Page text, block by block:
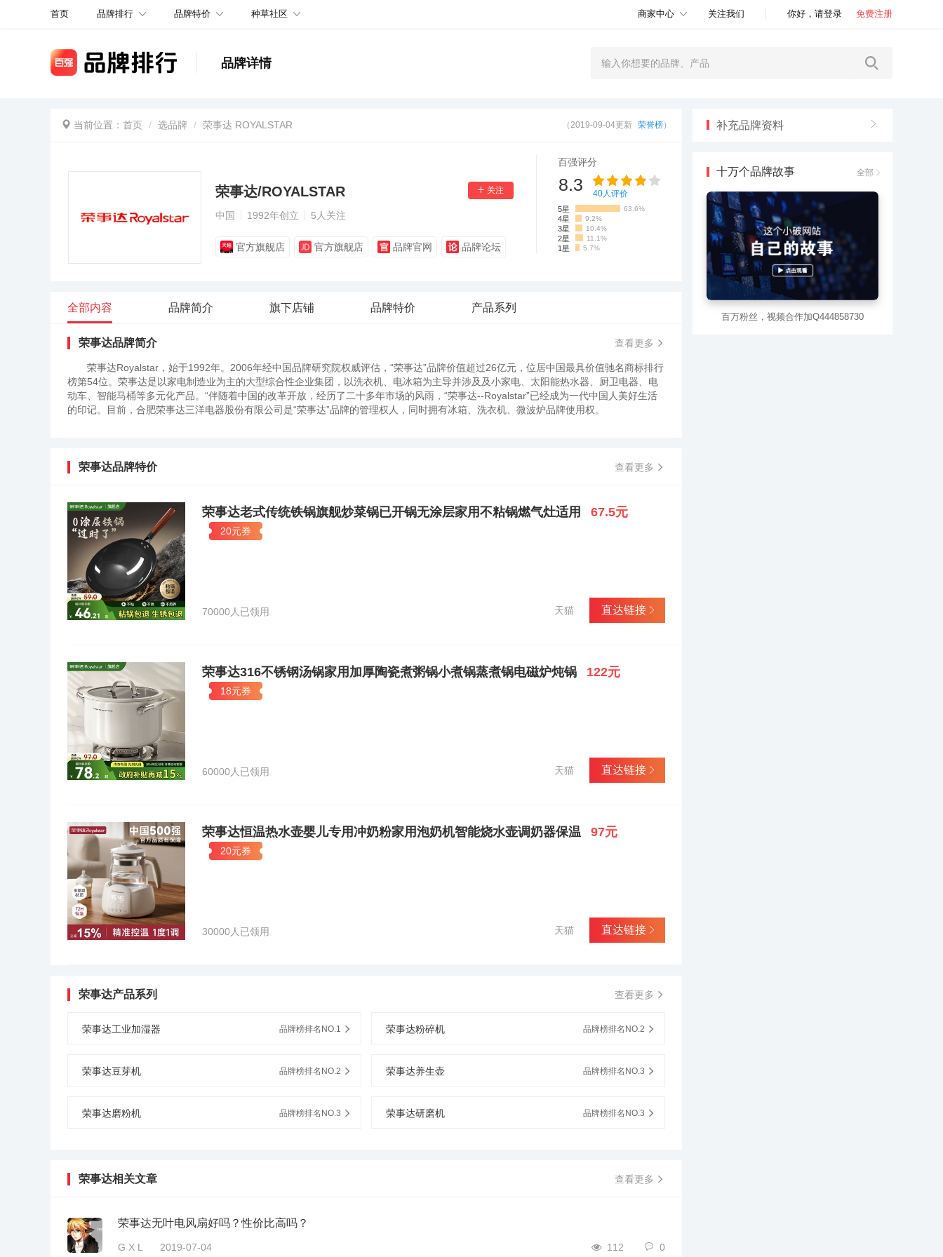
首页 品牌排行 品牌特价 种草社区 商家中心 关注我们 你好，请登录 免费注册
品牌详情
当前位置： 首页 选品牌 荣事达 ROYALSTAR （2019-09-04更新 荣誉榜）
荣事达/ROYALSTAR
中国 1992年创立 5 人关注
官方旗舰店 官方旗舰店 品牌官网 品牌论坛
百强评分
8.3 40人评价
5星 63.6%
4星 9.2%
3星 10.4%
2星 11.1%
1星 5.7%
全部内容 品牌简介 旗下店铺 品牌特价 产品系列
荣事达品牌简介 查看更多
荣事达Royalstar，始于1992年。2006年经中国品牌研究院权威评估，“荣事达”品牌价值超过26亿元，位居中国最具价值驰名商标排行
榜第54位。荣事达是以家电制造业为主的大型综合性企业集团，以洗衣机、电冰箱为主导并涉及及小家电、太阳能热水器、厨卫电器、电
动车、智能马桶等多元化产品。“伴随着中国的改革开放，经历了二十多年市场的风雨，“荣事达--Royalstar”已经成为一代中国人美好生活
的印记。目前，合肥荣事达三洋电器股份有限公司是“荣事达”品牌的管理权人，同时拥有冰箱、洗衣机、微波炉品牌使用权。
荣事达品牌特价 查看更多
荣事达老式传统铁锅旗舰炒菜锅已开锅无涂层家用不粘锅燃气灶适用 67.5元
20元券
70000人已领用 直达链接
天猫
荣事达316不锈钢汤锅家用加厚陶瓷煮粥锅小煮锅蒸煮锅电磁炉炖锅 122元
18元券
60000人已领用 直达链接
天猫
荣事达恒温热水壶婴儿专用冲奶粉家用泡奶机智能烧水壶调奶器保温 97元
20元券
30000人已领用 直达链接
天猫
荣事达产品系列 查看更多
荣事达工业加湿器 品牌榜排名NO.1 荣事达粉碎机 品牌榜排名NO.2
荣事达豆芽机 品牌榜排名NO.2 荣事达养生壶 品牌榜排名NO.3
荣事达磨粉机 品牌榜排名NO.3 荣事达研磨机 品牌榜排名NO.3
荣事达相关文章 查看更多
荣事达无叶电风扇好吗？性价比高吗？
G X L 2019-07-04 112 0
补充品牌资料
十万个品牌故事 全部
百万粉丝，视频合作加Q444858730